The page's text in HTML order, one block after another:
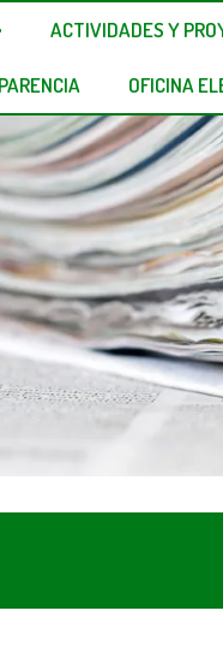
ACTIVIDADES Y
OFICINA